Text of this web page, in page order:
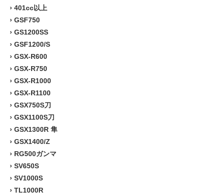
› 401cc以上
› GSF750
› GS1200SS
› GSF1200/S
› GSX-R600
› GSX-R750
› GSX-R1000
› GSX-R1100
› GSX750S刀
› GSX1100S刀
› GSX1300R 隼
› GSX1400/Z
› RG500ガンマ
› SV650S
› SV1000S
› TL1000R